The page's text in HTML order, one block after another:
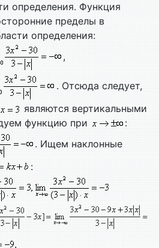
определения. Функция
пределы в
определения:
,
. Отсюда следует,
являются вертикальными
функцию при
:
. Ищем наклонные
: